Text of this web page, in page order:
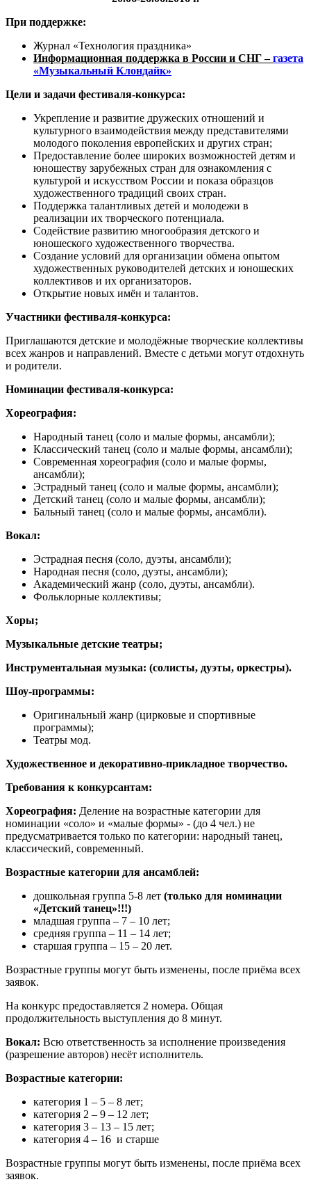
При поддержке:
Журнал «Технология праздника»
Информационная поддержка в России и СНГ –газета
«Музыкальный Клондайк»
Цели и задачи фестиваля-конкурса:
Укрепление и развитие дружеских отношений и
культурного взаимодействия между представителями
молодого поколения европейских и других стран;
Предоставление более широких возможностей детям и
юношеству зарубежных стран для ознакомления с
культурой и искусством России и показа образцов
художественного традиций своих стран.
Поддержка талантливых детей и молодежи в
реализации их творческого потенциала.
Содействие развитию многообразия детского и
юношеского художественного творчества.
Создание условий для организации обмена опытом
художественных руководителей детских и юношеских
коллективов и их организаторов.
Открытие новых имён и талантов.
Участники фестиваля-конкурса:
Приглашаются детские и молодёжные творческие коллективы
всех жанров и направлений. Вместе с детьми могут отдохнуть
и родители.
Номинации фестиваля-конкурса:
Хореография:
Народный танец (соло и малые формы, ансамбли);
Классический танец (соло и малые формы, ансамбли);
Современная хореография (соло и малые формы,
ансамбли);
Эстрадный танец (соло и малые формы, ансамбли);
Детский танец (соло и малые формы, ансамбли);
Бальный танец (соло и малые формы, ансамбли).
Вокал:
Эстрадная песня (соло, дуэты, ансамбли);
Народная песня (соло, дуэты, ансамбли);
Академический жанр (соло, дуэты, ансамбли).
Фольклорные коллективы;
Хоры;
Музыкальные детские театры;
Инструментальная музыка: (солисты, дуэты, оркестры).
Шоу-программы:
Оригинальный жанр (цирковые и спортивные
программы);
Театры мод.
Художественное и декоративно-прикладное творчество.
Требования к конкурсантам:
Хореография: Деление на возрастные категории для
номинации «соло» и «малые формы» - (до 4 чел.) не
предусматривается только по категории: народный танец,
классический, современный.
Возрастные категории для ансамблей:
дошкольная группа 5-8 лет (только для номинации
«Детский танец»!!!)
младшая группа – 7 – 10 лет;
средняя группа – 11 – 14 лет;
старшая группа – 15 – 20 лет.
Возрастные группы могут быть изменены, после приёма всех
заявок.
На конкурс предоставляется 2 номера. Общая
продолжительность выступления до 8 минут.
Вокал: Всю ответственность за исполнение произведения
(разрешение авторов) несёт исполнитель.
Возрастные категории:
категория 1 – 5 – 8 лет;
категория 2 – 9 – 12 лет;
категория 3 – 13 – 15 лет;
категория 4 – 16 и старше
Возрастные группы могут быть изменены, после приёма всех
заявок.